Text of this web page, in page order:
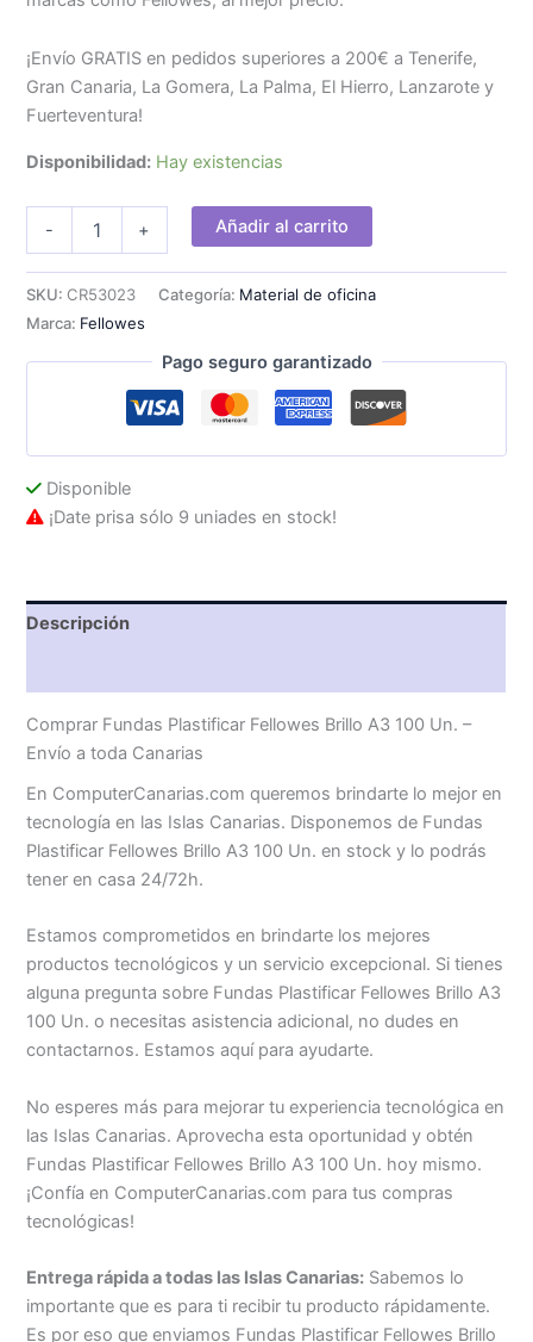
¡Envío GRATIS en pedidos superiores a 200€ a Tenerife,
Gran Canaria, La Gomera, La Palma, El Hierro, Lanzarote y
Fuerteventura!
Disponibilidad: Hay existencias
-
Plastificar
Brillo
100
Un.
+ Añadir al carrito
SKU: CR53023 Categoría: Material de oficina
Marca: Fellowes
Pago seguro garantizado
Disponible
¡Date prisa sólo 9 uniades en stock!
Descripción
Comprar Fundas Plastificar Fellowes Brillo A3 100 Un. –
Envío a toda Canarias
En ComputerCanarias.com queremos brindarte lo mejor en
tecnología en las Islas Canarias. Disponemos de Fundas
Plastificar Fellowes Brillo A3 100 Un. en stock y lo podrás
tener en casa 24/72h.
Estamos comprometidos en brindarte los mejores
productos tecnológicos y un servicio excepcional. Si tienes
alguna pregunta sobre Fundas Plastificar Fellowes Brillo A3
100 Un. o necesitas asistencia adicional, no dudes en
contactarnos. Estamos aquí para ayudarte.
No esperes más para mejorar tu experiencia tecnológica en
las Islas Canarias. Aprovecha esta oportunidad y obtén
Fundas Plastificar Fellowes Brillo A3 100 Un. hoy mismo.
¡Confía en ComputerCanarias.com para tus compras
tecnológicas!
Entrega rápida a todas las Islas Canarias: Sabemos lo
importante que es para ti recibir tu producto rápidamente.
Es por eso que enviamos Fundas Plastificar Fellowes Brillo